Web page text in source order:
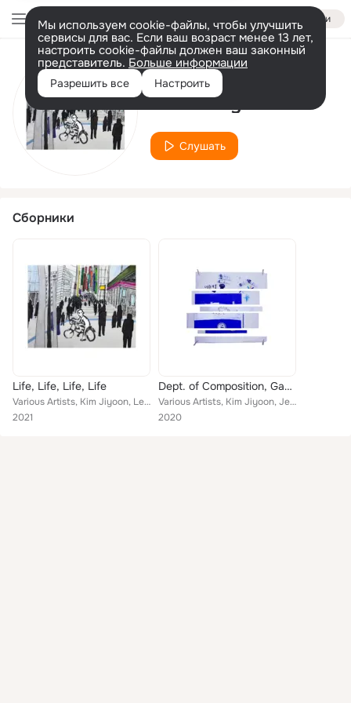
Войти
Мы используем cookie-файлы, чтобы улучшить
сервисы для вас. Если ваш возраст менее 13 лет,
настроить cookie-файлы должен ваш законный
представитель. Больше информации
Разрешить все Настроить
Исполнитель
Kwon Suyeon
Слушать
Сборники
Life, Life, Life, Life
Various Artists, Kim Jiyoon, Lee Yu Bin, Lee Eungjin, Kim Yeonsu, CHANYI, Socket und Plug, Kwon Suyeon, CMH, Park Seojeong
2021
Dept. of Composition, Gachon Univ.: Young Winter
Various Artists, Kim Jiyoon, Jeong Wooseong, Park Hyeon, Jeong Seonmin, Kim Yeonsu, Lee Eungjin, CHANYI, Kwon Suyeon, Lee Jae-Go...
2020